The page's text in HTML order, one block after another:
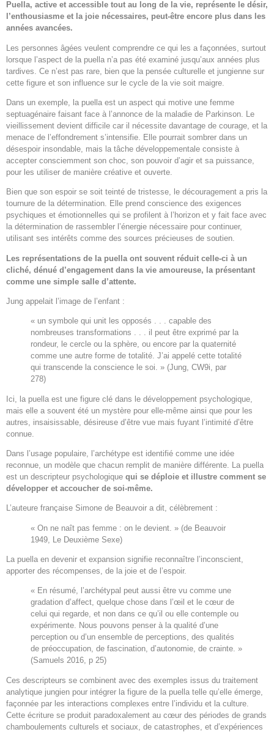
Puella, active et accessible tout au long de la vie, représente le désir,
l’enthousiasme et la joie nécessaires, peut-être encore plus dans les
années avancées.
Les personnes âgées veulent comprendre ce qui les a façonnées, surtout
lorsque l’aspect de la puella n’a pas été examiné jusqu’aux années plus
tardives. Ce n’est pas rare, bien que la pensée culturelle et jungienne sur
cette figure et son influence sur le cycle de la vie soit maigre.
Dans un exemple, la puella est un aspect qui motive une femme
septuagénaire faisant face à l’annonce de la maladie de Parkinson. Le
vieillissement devient difficile car il nécessite davantage de courage, et la
menace de l’effondrement s’intensifie. Elle pourrait sombrer dans un
désespoir insondable, mais la tâche développementale consiste à
accepter consciemment son choc, son pouvoir d’agir et sa puissance,
pour les utiliser de manière créative et ouverte.
Bien que son espoir se soit teinté de tristesse, le découragement a pris la
tournure de la détermination. Elle prend conscience des exigences
psychiques et émotionnelles qui se profilent à l’horizon et y fait face avec
la détermination de rassembler l’énergie nécessaire pour continuer,
utilisant ses intérêts comme des sources précieuses de soutien.
Les représentations de la puella ont souvent réduit celle-ci à un
cliché, dénué d’engagement dans la vie amoureuse, la présentant
comme une simple salle d’attente.
Jung appelait l’image de l’enfant :
« un symbole qui unit les opposés . . . capable des
nombreuses transformations . . . il peut être exprimé par la
rondeur, le cercle ou la sphère, ou encore par la quaternité
comme une autre forme de totalité. J’ai appelé cette totalité
qui transcende la conscience le soi. » (Jung, CW9i, par
278)
Ici, la puella est une figure clé dans le développement psychologique,
mais elle a souvent été un mystère pour elle-même ainsi que pour les
autres, insaisissable, désireuse d’être vue mais fuyant l’intimité d’être
connue.
Dans l’usage populaire, l’archétype est identifié comme une idée
reconnue, un modèle que chacun remplit de manière différente. La puella
est un descripteur psychologique qui se déploie et illustre comment se
développer et accoucher de soi-même.
L’auteure française Simone de Beauvoir a dit, célèbrement :
« On ne naît pas femme : on le devient. » (de Beauvoir
1949, Le Deuxième Sexe)
La puella en devenir et expansion signifie reconnaître l’inconscient,
apporter des récompenses, de la joie et de l’espoir.
« En résumé, l’archétypal peut aussi être vu comme une
gradation d’affect, quelque chose dans l’œil et le cœur de
celui qui regarde, et non dans ce qu’il ou elle contemple ou
expérimente. Nous pouvons penser à la qualité d’une
perception ou d’un ensemble de perceptions, des qualités
de préoccupation, de fascination, d’autonomie, de crainte. »
(Samuels 2016, p 25)
Ces descripteurs se combinent avec des exemples issus du traitement
analytique jungien pour intégrer la figure de la puella telle qu’elle émerge,
façonnée par les interactions complexes entre l’individu et la culture.
Cette écriture se produit paradoxalement au cœur des périodes de grands
chamboulements culturels et sociaux, de catastrophes, et d’expériences